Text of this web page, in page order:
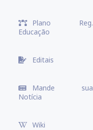
Plano Reg.
Educação
Editais
Mande sua
Notícia
Wiki